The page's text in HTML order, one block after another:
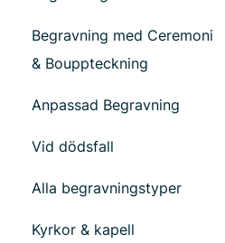
Begravning med Ceremoni
& Bouppteckning
Anpassad Begravning
Vid dödsfall
Alla begravningstyper
Kyrkor & kapell